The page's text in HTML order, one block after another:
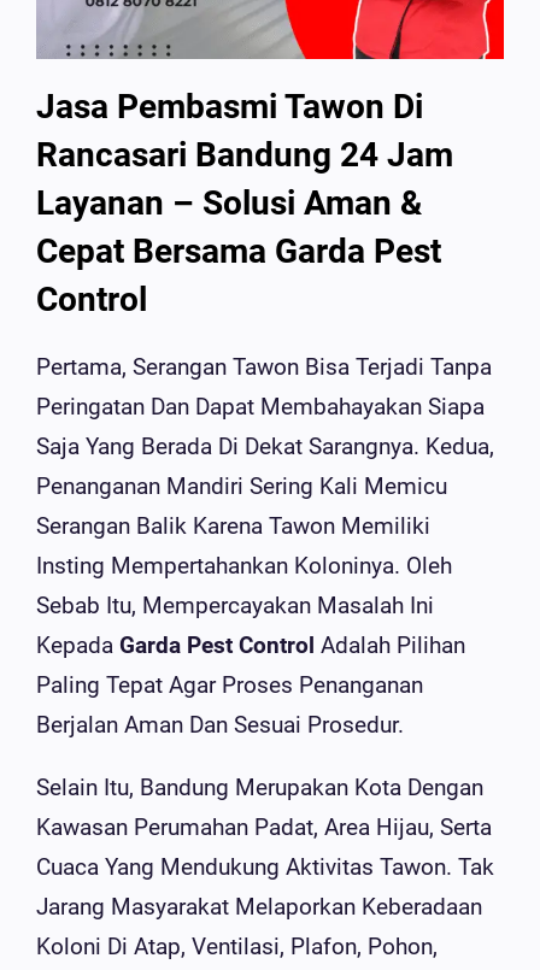
Jasa Pembasmi Tawon Di
Rancasari Bandung 24 Jam
Layanan – Solusi Aman &
Cepat Bersama Garda Pest
Control
Pertama, Serangan Tawon Bisa Terjadi Tanpa
Peringatan Dan Dapat Membahayakan Siapa
Saja Yang Berada Di Dekat Sarangnya. Kedua,
Penanganan Mandiri Sering Kali Memicu
Serangan Balik Karena Tawon Memiliki
Insting Mempertahankan Koloninya. Oleh
Sebab Itu, Mempercayakan Masalah Ini
Kepada Garda Pest Control Adalah Pilihan
Paling Tepat Agar Proses Penanganan
Berjalan Aman Dan Sesuai Prosedur.
Selain Itu, Bandung Merupakan Kota Dengan
Kawasan Perumahan Padat, Area Hijau, Serta
Cuaca Yang Mendukung Aktivitas Tawon. Tak
Jarang Masyarakat Melaporkan Keberadaan
Koloni Di Atap, Ventilasi, Plafon, Pohon,